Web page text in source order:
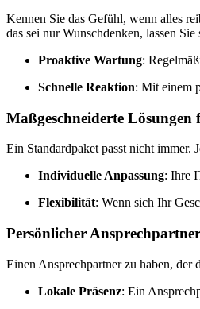
Kennen Sie das Gefühl, wenn alles
das sei nur Wunschdenken, lassen Sie
Proaktive Wartung:
Schnelle Reaktion: Mit einem
Maßgeschneiderte
Ein Standardpaket passt nicht immer.
Individuelle Anpassung: Ihre
Flexibilität: Wenn sich Ihr
Persönlicher
Einen Ansprechpartner zu haben, der
Lokale Präsenz: Ein